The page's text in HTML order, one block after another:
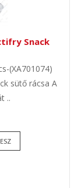
Snack
(XA701074)
sütő rácsa A
..